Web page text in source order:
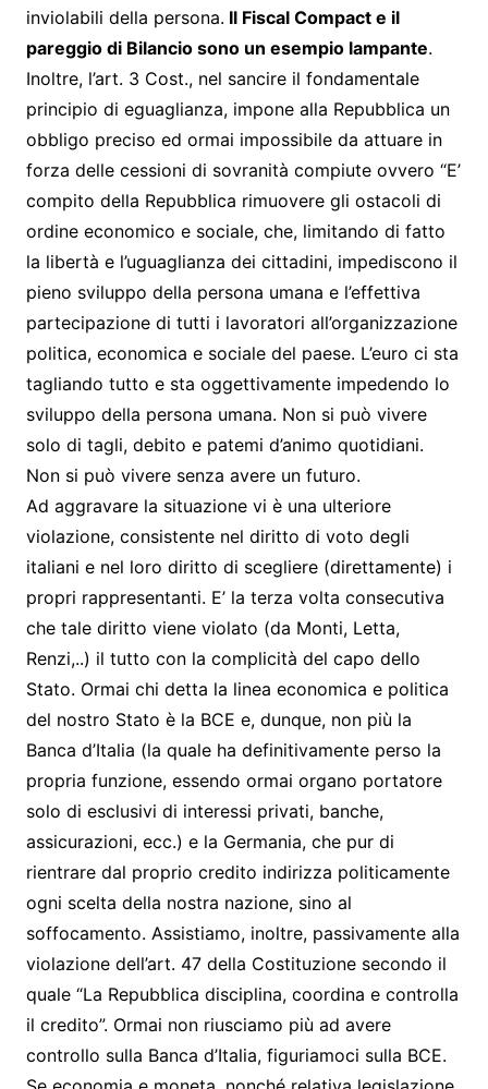
inviolabili della persona. Il Fiscal Compact e il
pareggio di Bilancio sono un esempio lampante.
Inoltre, l’art. 3 Cost., nel sancire il fondamentale
principio di eguaglianza, impone alla Repubblica un
obbligo preciso ed ormai impossibile da attuare in
forza delle cessioni di sovranità compiute ovvero “E’
compito della Repubblica rimuovere gli ostacoli di
ordine economico e sociale, che, limitando di fatto
la libertà e l’uguaglianza dei cittadini, impediscono il
pieno sviluppo della persona umana e l’effettiva
partecipazione di tutti i lavoratori all’organizzazione
politica, economica e sociale del paese. L’euro ci sta
tagliando tutto e sta oggettivamente impedendo lo
sviluppo della persona umana. Non si può vivere
solo di tagli, debito e patemi d’animo quotidiani.
Non si può vivere senza avere un futuro.
Ad aggravare la situazione vi è una ulteriore
violazione, consistente nel diritto di voto degli
italiani e nel loro diritto di scegliere (direttamente) i
propri rappresentanti. E’ la terza volta consecutiva
che tale diritto viene violato (da Monti, Letta,
Renzi,..) il tutto con la complicità del capo dello
Stato. Ormai chi detta la linea economica e politica
del nostro Stato è la BCE e, dunque, non più la
Banca d’Italia (la quale ha definitivamente perso la
propria funzione, essendo ormai organo portatore
solo di esclusivi di interessi privati, banche,
assicurazioni, ecc.) e la Germania, che pur di
rientrare dal proprio credito indirizza politicamente
ogni scelta della nostra nazione, sino al
soffocamento. Assistiamo, inoltre, passivamente alla
violazione dell’art. 47 della Costituzione secondo il
quale “La Repubblica disciplina, coordina e controlla
il credito”. Ormai non riusciamo più ad avere
controllo sulla Banca d’Italia, figuriamoci sulla BCE.